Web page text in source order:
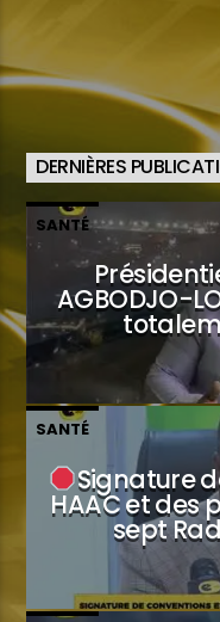
DERNIÈRES
SANTÉ
AGBODJO-
SANTÉ
Signature
HAAC et des
sept